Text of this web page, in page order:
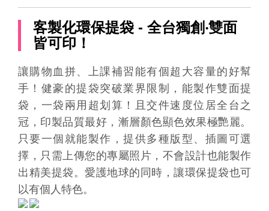
客製化環保提袋 - 全台獨創‧雙面
皆可印！
讓購物血拼、上課補習能有個超大容量的好幫
手！健豪的提袋突破業界限制，能製作雙面提
袋，一袋兩用超划算！且交件速度位居全台之
冠，印製品質最好，漸層顏色顯色效果極艷麗。
只要一個就能製作，提供多種版型、插圖可選
擇，只需上傳您的專屬照片，不會設計也能製作
出精美提袋。愛護地球的同時，讓環保提袋也可
以有個人特色。